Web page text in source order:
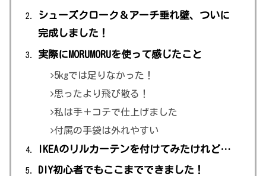
シューズクローク＆アーチ垂れ壁、ついに
完成しました！
実際にMORUMORUを使って感じたこと
5kgでは足りなかった！
思ったより飛び散る！
私は手＋コテで仕上げました
付属の手袋は外れやすい
IKEAのリルカーテンを付けてみたけれど…
DIY初心者でもここまでできました！